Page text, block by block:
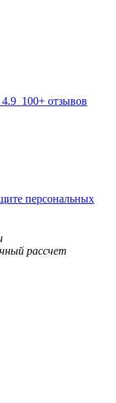
4.9 100+ отзывов
персональных